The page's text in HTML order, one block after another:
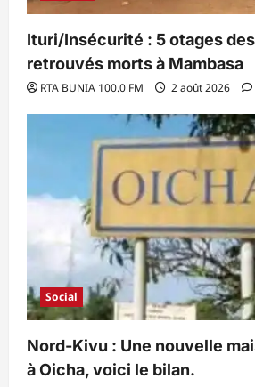
Ituri/Insécurité : 5 otages
retrouvés morts à Mambasa
RTA BUNIA 100.0 FM 2 août 2026
Social
Nord-Kivu : Une nouvelle
à Oicha, voici le bilan.